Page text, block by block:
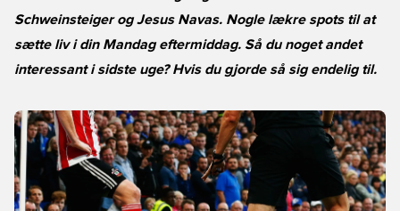
Schweinsteiger og Jesus Navas. Nogle lækre spots til at
sætte liv i din Mandag eftermiddag. Så du noget andet
interessant i sidste uge? Hvis du gjorde så sig endelig til.